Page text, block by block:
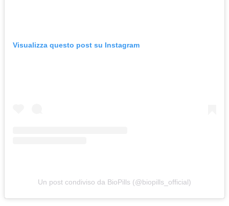
Visualizza questo post su Instagram
Un post condiviso da BioPills (@biopills_official)